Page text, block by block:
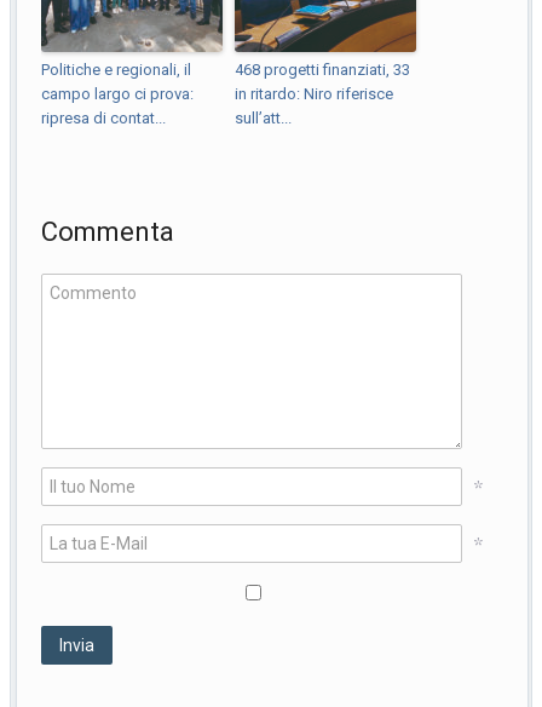
Politiche e regionali, il
campo largo ci prova:
ripresa di contat...
468 progetti finanziati, 33
in ritardo: Niro riferisce
sull’att...
Commenta
*
*